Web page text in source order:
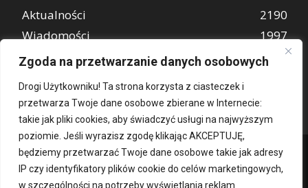
Zgoda na przetwarzanie danych osobowych
Drogi Użytkowniku! Ta strona korzysta z ciasteczek i
przetwarza Twoje dane osobowe zbierane w Internecie:
takie jak pliki cookies, aby świadczyć usługi na najwyższym
poziomie. Jeśli wyrazisz zgodę klikając AKCEPTUJĘ,
będziemy przetwarzać Twoje dane osobowe takie jak adresy
IP czy identyfikatory plików cookie do celów marketingowych,
w szczególności na potrzeby wyświetlania reklam
Aktualności
2190
Wiadomości
1997
REKLAMA
849